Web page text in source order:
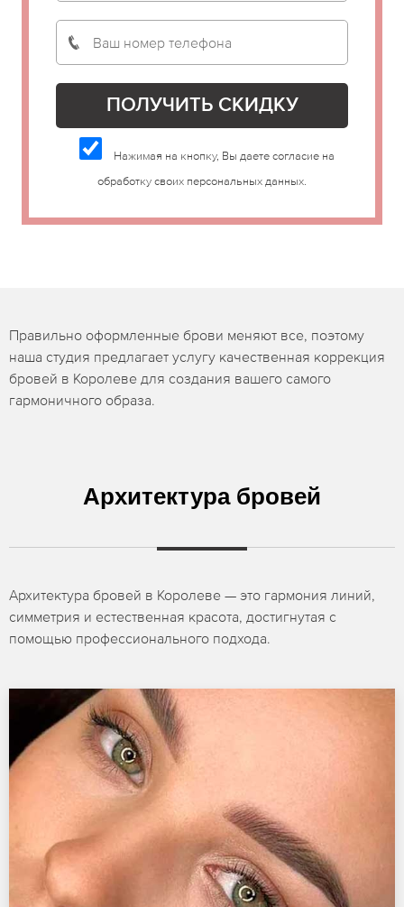
Нажимая на кнопку, Вы даете согласие на
обработку своих персональных данных.
Правильно оформленные брови меняют все, поэтому
наша студия предлагает услугу качественная коррекция
бровей в Королеве для создания вашего самого
гармоничного образа.
Архитектура бровей
Архитектура бровей в Королеве — это гармония линий,
симметрия и естественная красота, достигнутая с
помощью профессионального подхода.